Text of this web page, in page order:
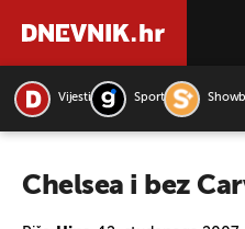
Vijesti Sport
Chelsea i bez
PRETRAŽITE VIJESTI